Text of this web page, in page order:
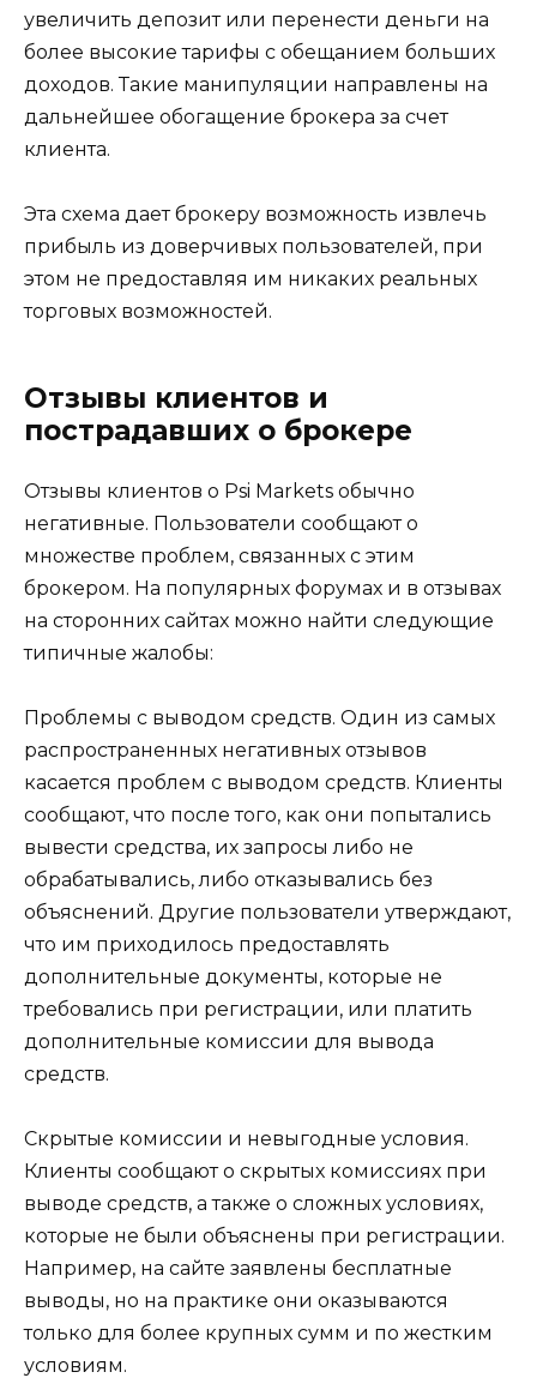
увеличить депозит или перенести деньги на
более высокие тарифы с обещанием больших
доходов. Такие манипуляции направлены на
дальнейшее обогащение брокера за счет
клиента.
Эта схема дает брокеру возможность извлечь
прибыль из доверчивых пользователей, при
этом не предоставляя им никаких реальных
торговых возможностей.
Отзывы клиентов и
пострадавших о брокере
Отзывы клиентов о Psi Markets обычно
негативные. Пользователи сообщают о
множестве проблем, связанных с этим
брокером. На популярных форумах и в отзывах
на сторонних сайтах можно найти следующие
типичные жалобы:
Проблемы с выводом средств. Один из самых
распространенных негативных отзывов
касается проблем с выводом средств. Клиенты
сообщают, что после того, как они попытались
вывести средства, их запросы либо не
обрабатывались, либо отказывались без
объяснений. Другие пользователи утверждают,
что им приходилось предоставлять
дополнительные документы, которые не
требовались при регистрации, или платить
дополнительные комиссии для вывода
средств.
Скрытые комиссии и невыгодные условия.
Клиенты сообщают о скрытых комиссиях при
выводе средств, а также о сложных условиях,
которые не были объяснены при регистрации.
Например, на сайте заявлены бесплатные
выводы, но на практике они оказываются
только для более крупных сумм и по жестким
условиям.